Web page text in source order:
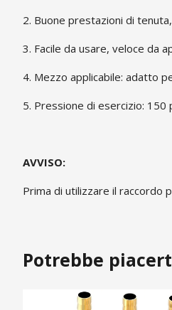
2. Buone prestazioni di
3. Facile da usare, veloce da
4. Mezzo applicabile: adatto
5. Pressione di esercizio:
AVVISO:
Prima di utilizzare il raccordo
Potrebbe